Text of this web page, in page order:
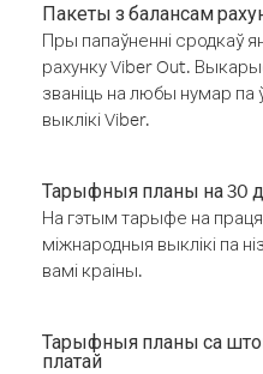
Пакеты з балансам
Пры папаўненні сродкаў
рахунку Viber Out.
званіць на любы нумар па
выклікі Viber.
Тарыфныя планы на 30
На гэтым тарыфе на
міжнародныя выклікі па
вамі краіны.
Тарыфныя планы са
платай